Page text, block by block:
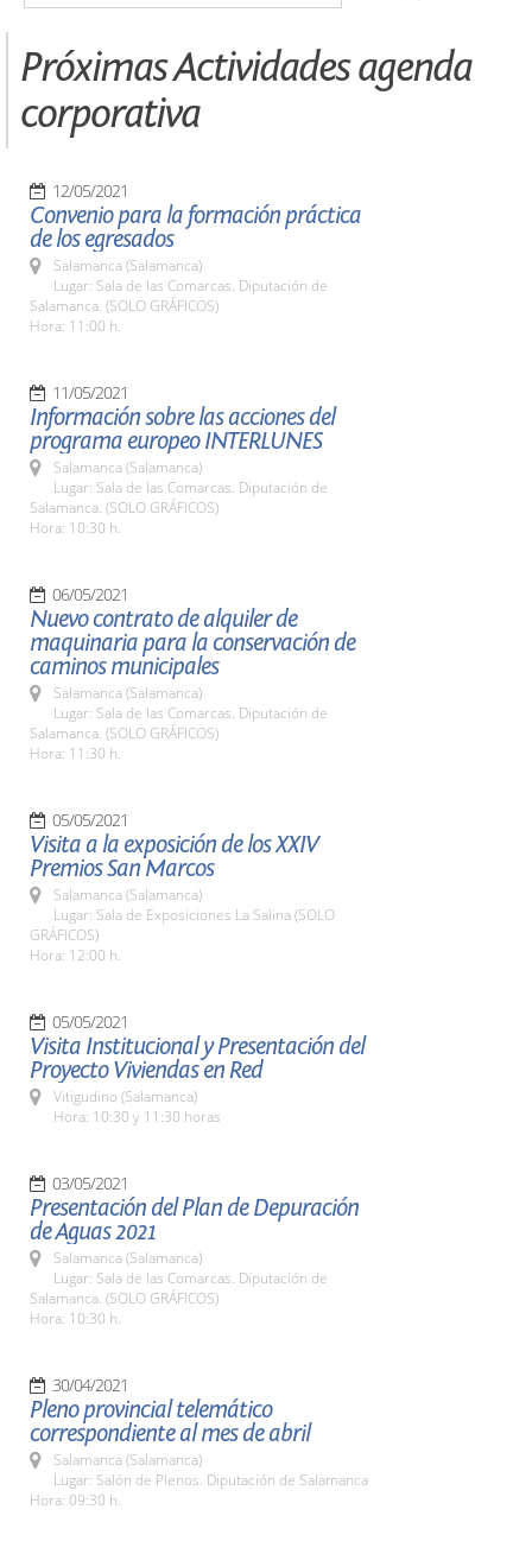
Próximas Actividades agenda
corporativa
12/05/2021
Convenio para la formación práctica
de los egresados
Salamanca (Salamanca)
Lugar: Sala de las Comarcas. Diputación de
Salamanca. (SOLO GRÁFICOS)
Hora: 11:00 h.
11/05/2021
Información sobre las acciones del
programa europeo INTERLUNES
Salamanca (Salamanca)
Lugar: Sala de las Comarcas. Diputación de
Salamanca. (SOLO GRÁFICOS)
Hora: 10:30 h.
06/05/2021
Nuevo contrato de alquiler de
maquinaria para la conservación de
caminos municipales
Salamanca (Salamanca)
Lugar: Sala de las Comarcas. Diputación de
Salamanca. (SOLO GRÁFICOS)
Hora: 11:30 h.
05/05/2021
Visita a la exposición de los XXIV
Premios San Marcos
Salamanca (Salamanca)
Lugar: Sala de Exposiciones La Salina (SOLO
GRÁFICOS)
Hora: 12:00 h.
05/05/2021
Visita Institucional y Presentación del
Proyecto Viviendas en Red
Vitigudino (Salamanca)
Hora: 10:30 y 11:30 horas
03/05/2021
Presentación del Plan de Depuración
de Aguas 2021
Salamanca (Salamanca)
Lugar: Sala de las Comarcas. Diputación de
Salamanca. (SOLO GRÁFICOS)
Hora: 10:30 h.
30/04/2021
Pleno provincial telemático
correspondiente al mes de abril
Salamanca (Salamanca)
Lugar: Salón de Plenos. Diputación de Salamanca
Hora: 09:30 h.